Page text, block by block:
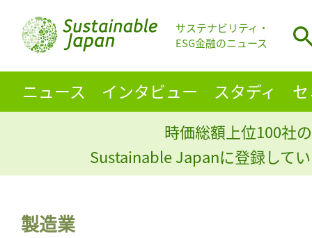
サステナビリティ・
ESG金融のニュース
ニュース インタビュー スタディ
時価総額上位100社
Sustainable Japanに登録して
製造業